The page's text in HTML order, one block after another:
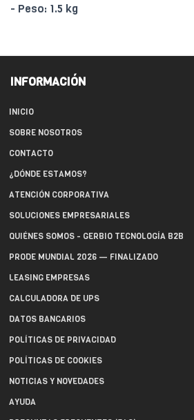
- Peso: 1.5 kg
INFORMACIÓN
INICIO
SOBRE NOSOTROS
CONTACTO
¿DÓNDE ESTAMOS?
ATENCIÓN CORPORATIVA
SOLUCIONES EMPRESARIALES
QUIÉNES SOMOS - GERBIO TECNOLOGÍA B2B
PRODE MUNDIAL 2026 — FINALIZADO
LEASING EMPRESAS
CALCULADORA DE UPS
DATOS BANCARIOS
POLÍTICAS DE PRIVACIDAD
POLÍTICAS DE COOKIES
NOTICIAS Y NOVEDADES
AYUDA